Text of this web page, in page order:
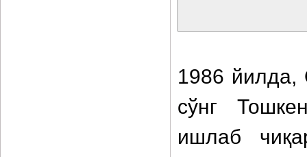
1986 йилда,
сўнг
ишлаб